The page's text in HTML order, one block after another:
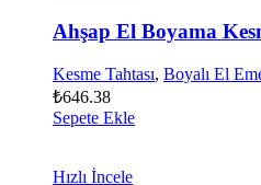
Ahşap El Boyama
Kesme Tahtası, Boyalı El
₺646.38
Sepete Ekle
Hızlı İncele